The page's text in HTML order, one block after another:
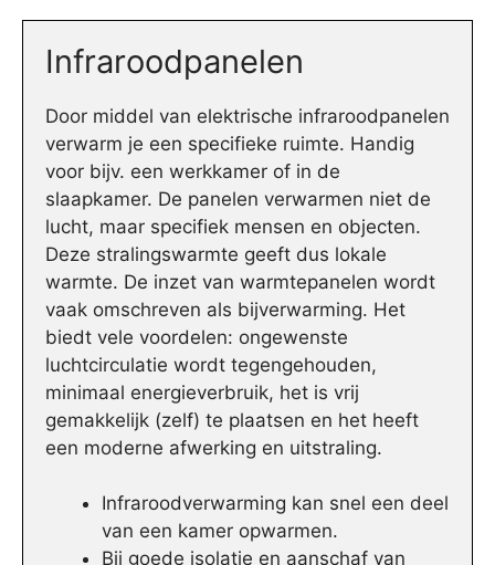
Infraroodpanelen
Door middel van elektrische infraroodpanelen
verwarm je een specifieke ruimte. Handig
voor bijv. een werkkamer of in de
slaapkamer. De panelen verwarmen niet de
lucht, maar specifiek mensen en objecten.
Deze stralingswarmte geeft dus lokale
warmte. De inzet van warmtepanelen wordt
vaak omschreven als bijverwarming. Het
biedt vele voordelen: ongewenste
luchtcirculatie wordt tegengehouden,
minimaal energieverbruik, het is vrij
gemakkelijk (zelf) te plaatsen en het heeft
een moderne afwerking en uitstraling.
Infraroodverwarming kan snel een deel
van een kamer opwarmen.
Bij goede isolatie en aanschaf van